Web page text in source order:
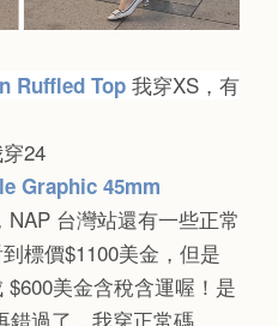
Ruffled Top 我穿XS，有
24
Graphic 45mm
台灣站還有一些正常
標價$1100美金，但是
美金含稅含運喔！是
錯過了，我穿正常碼